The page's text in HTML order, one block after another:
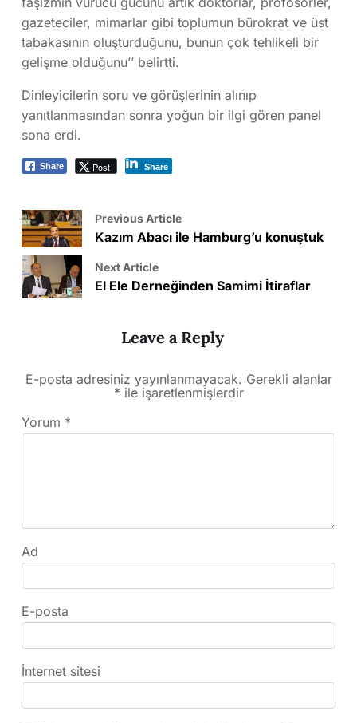
gazeteciler, mimarlar gibi toplumun bürokrat ve üst
tabakasının oluşturduğunu, bunun çok tehlikeli bir
gelişme olduğunu’’ belirtti.
Dinleyicilerin soru ve görüşlerinin alınıp
yanıtlanmasından sonra yoğun bir ilgi gören panel
sona erdi.
Share Post Share
Previous Article
Kazım Abacı ile Hamburg’u konuştuk
Next Article
El Ele Derneğinden Samimi İtiraflar
Leave a Reply
E-posta adresiniz yayınlanmayacak. Gerekli alanlar
* ile işaretlenmişlerdir
Yorum *
Ad
E-posta
İnternet sitesi